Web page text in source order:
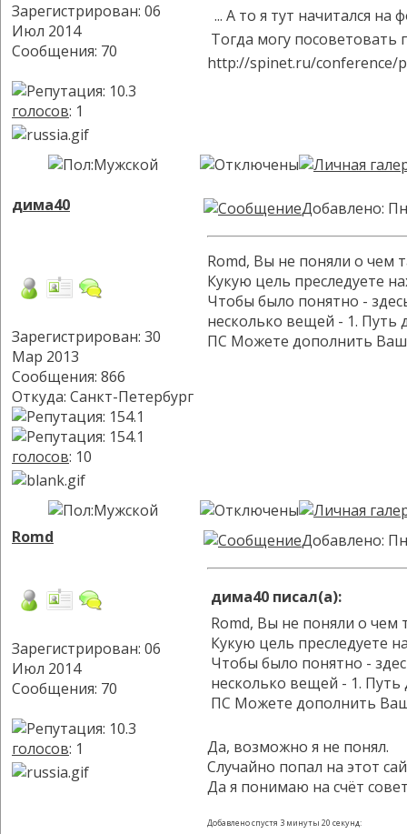
Зарегистрирован: 06
Июл 2014
Сообщения: 70
голосов: 1
... А то я тут начитался на
Тогда могу посоветовать
http://spinet.ru/conference/
дима40
Зарегистрирован: 30
Мар 2013
Сообщения: 866
Откуда: Санкт-Петербург
голосов: 10
Добавлено:
Romd, Вы не поняли о чем
Кукую цель преследуете
Чтобы было понятно -
несколько вещей - 1. Путь
ПС Можете дополнить
Romd
Зарегистрирован: 06
Июл 2014
Сообщения: 70
голосов: 1
Добавлено:
дима40 писал(а):
Romd, Вы не поняли о чем
Кукую цель преследуете
Чтобы было понятно -
несколько вещей - 1. Путь
ПС Можете дополнить
Да, возможно я не понял.
Случайно попал на этот
Да я понимаю на счёт
Добавлено спустя 3 минуты 20 секунд: